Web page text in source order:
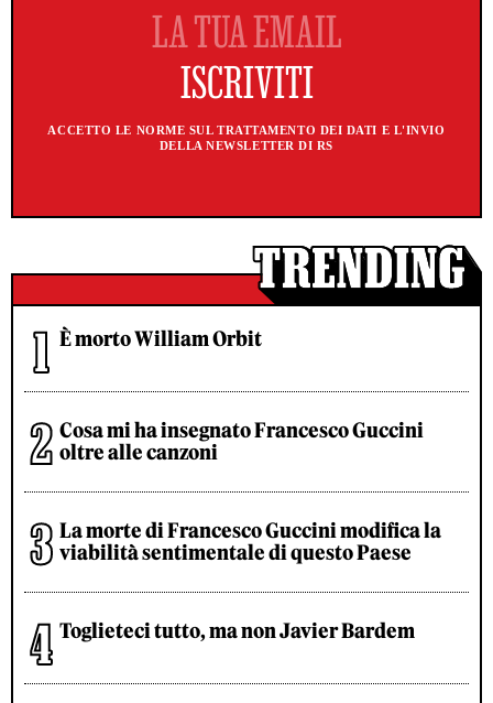
ACCETTO LE NORME SUL TRATTAMENTO DEI DATI E L'INVIO
DELLA NEWSLETTER DI RS
È morto William Orbit
Cosa mi ha insegnato Francesco Guccini
oltre alle canzoni
La morte di Francesco Guccini modifica la
viabilità sentimentale di questo Paese
Toglieteci tutto, ma non Javier Bardem